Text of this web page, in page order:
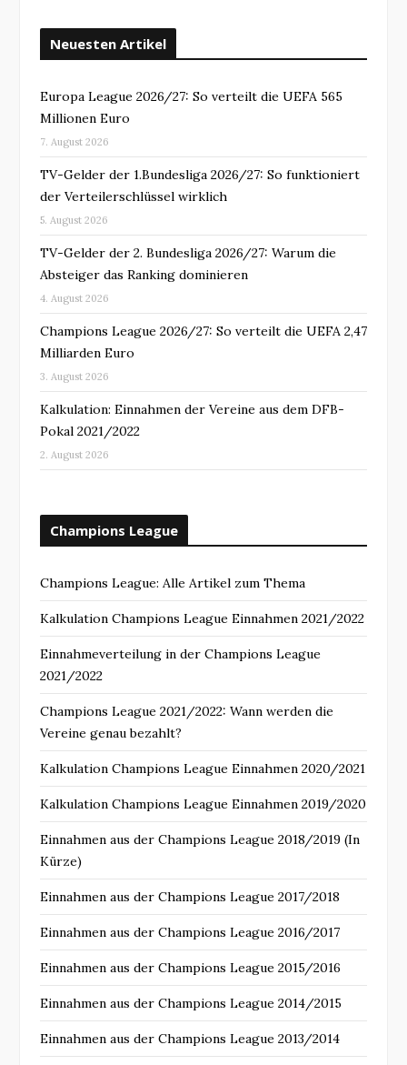
Neuesten Artikel
Europa League 2026/27: So verteilt die UEFA 565
Millionen Euro
7. August 2026
TV-Gelder der 1.Bundesliga 2026/27: So funktioniert
der Verteilerschlüssel wirklich
5. August 2026
TV-Gelder der 2. Bundesliga 2026/27: Warum die
Absteiger das Ranking dominieren
4. August 2026
Champions League 2026/27: So verteilt die UEFA 2,47
Milliarden Euro
3. August 2026
Kalkulation: Einnahmen der Vereine aus dem DFB-
Pokal 2021/2022
2. August 2026
Champions League
Champions League: Alle Artikel zum Thema
Kalkulation Champions League Einnahmen 2021/2022
Einnahmeverteilung in der Champions League
2021/2022
Champions League 2021/2022: Wann werden die
Vereine genau bezahlt?
Kalkulation Champions League Einnahmen 2020/2021
Kalkulation Champions League Einnahmen 2019/2020
Einnahmen aus der Champions League 2018/2019 (In
Kürze)
Einnahmen aus der Champions League 2017/2018
Einnahmen aus der Champions League 2016/2017
Einnahmen aus der Champions League 2015/2016
Einnahmen aus der Champions League 2014/2015
Einnahmen aus der Champions League 2013/2014